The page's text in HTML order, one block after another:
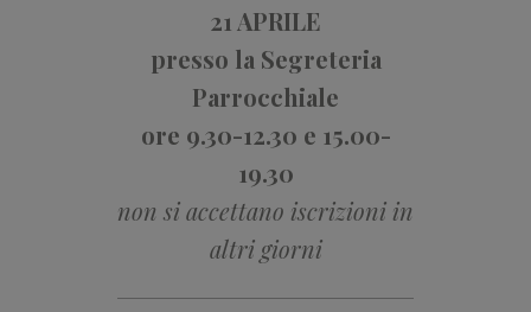
21 APRILE
presso la Segreteria
Parrocchiale
ore 9.30-12.30 e 15.00-
19.30
non si accettano iscrizioni in
altri giorni